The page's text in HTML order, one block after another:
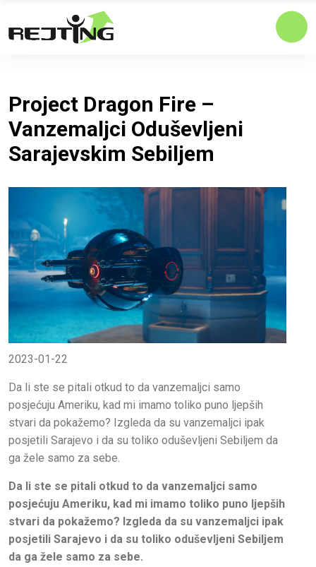
Project Dragon Fire –
Vanzemaljci Oduševljeni
Sarajevskim Sebiljem
2023-01-22
Da li ste se pitali otkud to da vanzemaljci samo
posjećuju Ameriku, kad mi imamo toliko puno ljepših
stvari da pokažemo? Izgleda da su vanzemaljci ipak
posjetili Sarajevo i da su toliko oduševljeni Sebiljem da
ga žele samo za sebe.
Da li ste se pitali otkud to da vanzemaljci samo
posjećuju Ameriku, kad mi imamo toliko puno ljepših
stvari da pokažemo? Izgleda da su vanzemaljci ipak
posjetili Sarajevo i da su toliko oduševljeni Sebiljem
da ga žele samo za sebe.